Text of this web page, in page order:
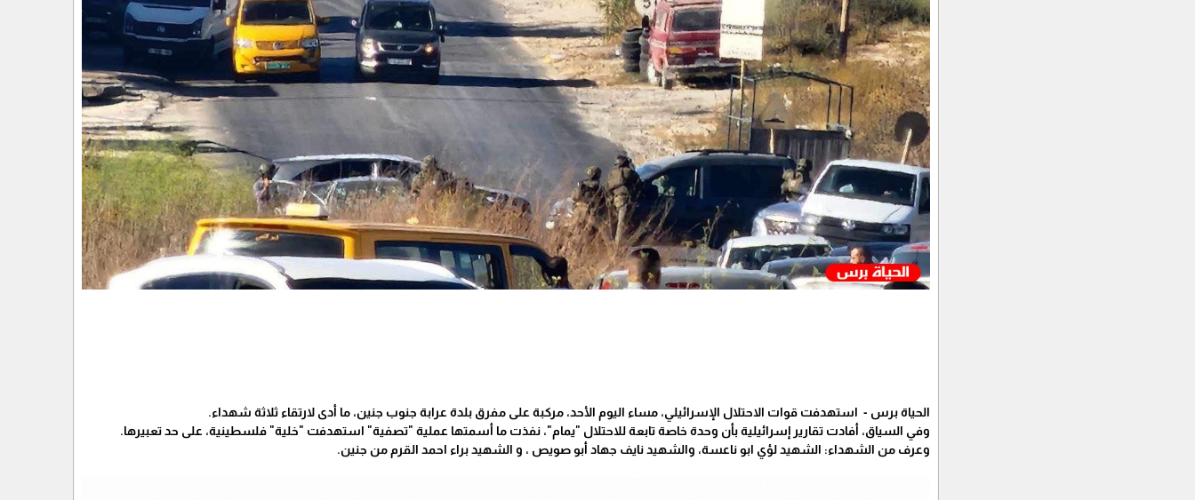
الحياة برس - استهدفت قوات الاحتلال الإسرائيلي، مساء اليوم الأحد، مركبة على مفرق بلدة عرابة جنوب جنين، ما أدى لارتقاء ثلاثة شهداء.
وفي السياق، أفادت تقارير إسرائيلية بأن وحدة خاصة تابعة للاحتلال "يمام"، نفذت ما أسمتها عملية "تصفية" استهدفت "خلية" فلسطينية، على حد تعبيرها.
وعرف من الشهداء: الشهيد لؤي ابو ناعسة، والشهيد نايف جهاد أبو صويص ، و الشهيد براء احمد القرم من جنين.